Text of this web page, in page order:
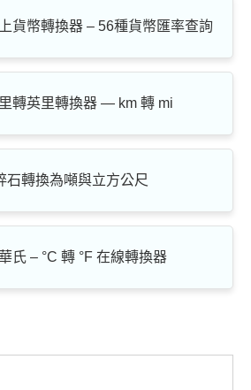
貨幣轉換器 – 56種貨幣匯率查詢
轉英里轉換器 — km 轉 mi
石轉換為噸與立方公尺
氏 – °C 轉 °F 在線轉換器